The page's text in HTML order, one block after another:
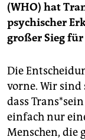
epaper login
(WHO) hat
psychischer
großer Sieg für
Die
vorne. Wir sind
dass
einfach nur
Menschen, die